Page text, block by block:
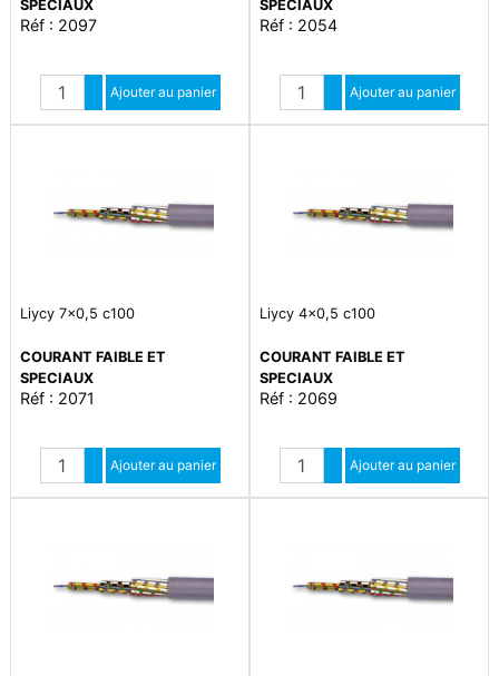
SPECIAUX
Réf : 2097
Quantité
Augmenter quantité
Diminuer quantité
Ajouter au panier
SPECIAUX
Réf : 2054
Quantité
Augmenter quantité
Diminuer quantité
Ajouter au panier
Liycy 7x0,5 c100
COURANT FAIBLE ET
SPECIAUX
Réf : 2071
Quantité
Augmenter quantité
Diminuer quantité
Ajouter au panier
Liycy 4x0,5 c100
COURANT FAIBLE ET
SPECIAUX
Réf : 2069
Quantité
Augmenter quantité
Diminuer quantité
Ajouter au panier